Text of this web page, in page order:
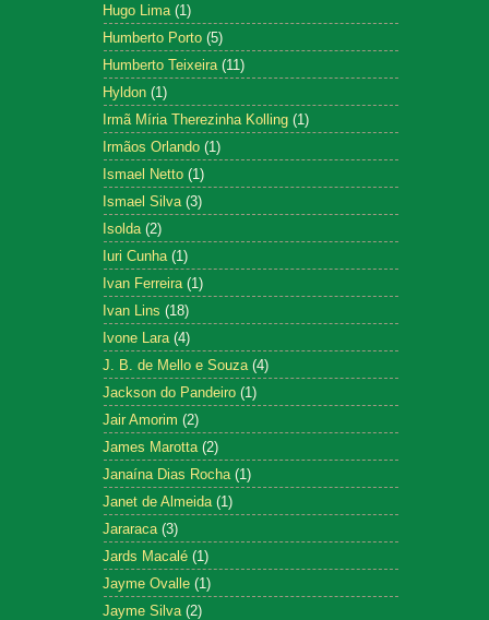
Hugo Lima (1)
Humberto Porto (5)
Humberto Teixeira (11)
Hyldon (1)
Irmã Míria Therezinha Kolling (1)
Irmãos Orlando (1)
Ismael Netto (1)
Ismael Silva (3)
Isolda (2)
Iuri Cunha (1)
Ivan Ferreira (1)
Ivan Lins (18)
Ivone Lara (4)
J. B. de Mello e Souza (4)
Jackson do Pandeiro (1)
Jair Amorim (2)
James Marotta (2)
Janaína Dias Rocha (1)
Janet de Almeida (1)
Jararaca (3)
Jards Macalé (1)
Jayme Ovalle (1)
Jayme Silva (2)